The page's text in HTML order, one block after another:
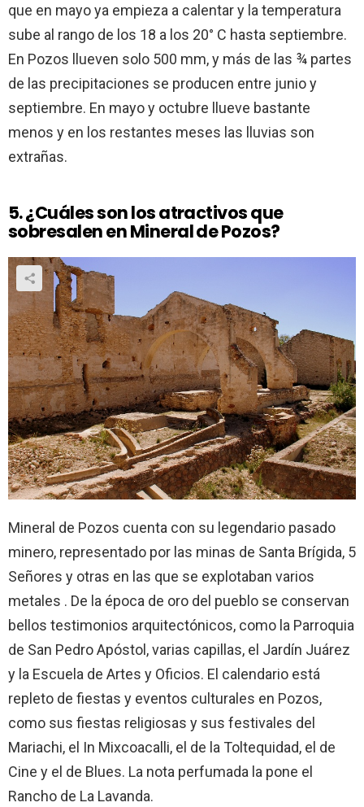
que en mayo ya empieza a calentar y la temperatura
sube al rango de los 18 a los 20° C hasta septiembre.
En Pozos llueven solo 500 mm, y más de las ¾ partes
de las precipitaciones se producen entre junio y
septiembre. En mayo y octubre llueve bastante
menos y en los restantes meses las lluvias son
extrañas.
5. ¿Cuáles son los atractivos que
sobresalen en Mineral de Pozos?
Mineral de Pozos cuenta con su legendario pasado
minero, representado por las minas de Santa Brígida, 5
Señores y otras en las que se explotaban varios
metales . De la época de oro del pueblo se conservan
bellos testimonios arquitectónicos, como la Parroquia
de San Pedro Apóstol, varias capillas, el Jardín Juárez
y la Escuela de Artes y Oficios. El calendario está
repleto de fiestas y eventos culturales en Pozos,
como sus fiestas religiosas y sus festivales del
Mariachi, el In Mixcoacalli, el de la Toltequidad, el de
Cine y el de Blues. La nota perfumada la pone el
Rancho de La Lavanda.